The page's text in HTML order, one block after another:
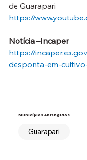
de Guarapari
https://
Notícia –Incaper
https://
desponta-em-
Municípios Abrangidos
Guarapari